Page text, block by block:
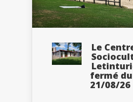
Le
fermé
21/08/26